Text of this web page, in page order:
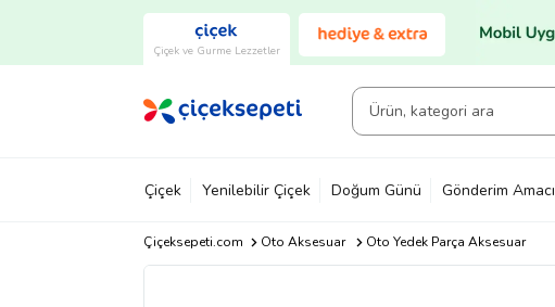
Çiçek ve Gurme Lezzetler
Çiçek Yenilebilir Çiçek Doğum Günü Gönderim Amacı
Çiçeksepeti.com Oto Aksesuar Oto Yedek Parça Aksesuar